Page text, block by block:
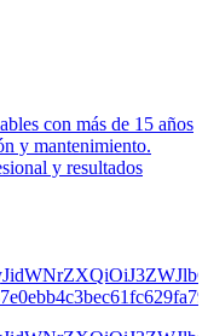
con más de 15 años
y mantenimiento.
y resultados